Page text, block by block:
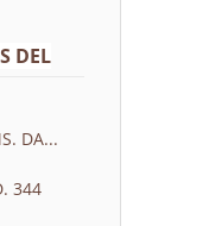
DEL
DA...
344